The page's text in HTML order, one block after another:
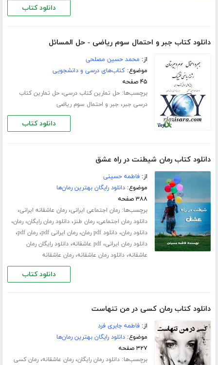
دانلود کتاب
دانلود کتاب جبر و احتمال سوم ریاضی - حل المسائل
از: محمد حسین مصلحی
موضوع:کتاب‌های درسی و دانشجویی
۴۵ صفحه
برچسب‌ها:حل تمارین کتاب درسی،حل تمارین کتاب
درسی جبر، جبر و احتمال سوم ریاضی
دانلود کتاب
دانلود کتاب رمان شیطنت در راه عشق
از:فاطمه حسینی
موضوع:دانلود رایگان بهترین رمان‌ها
۳۸۸ صفحه
برچسب‌ها:رمان اجتماعی ایرانی،رمان عاشقانه ایرانی،
دانلود رمان اجتماعی،رمان طنز،دانلود رمان رایگان،رمان،
دانلود رمان،دانلود pdf رمان ،رمان ایرانی pdf ،رمان pdf ،
دانلود رمان ایرانی،pdf عاشقانه ،دانلود رایگان رمان
عاشقانه،دانلود رمان عاشقانه،رمان عاشقانه
دانلود کتاب
دانلود کتاب رمان کسی در من تنهاست
از:فاطمه جابری فرد
موضوع:دانلود رایگان بهترین رمان‌ها
۳۲۷ صفحه
برچسب‌ها:دانلود رمان رایگان،رمان عاشقانه،رمان کسی